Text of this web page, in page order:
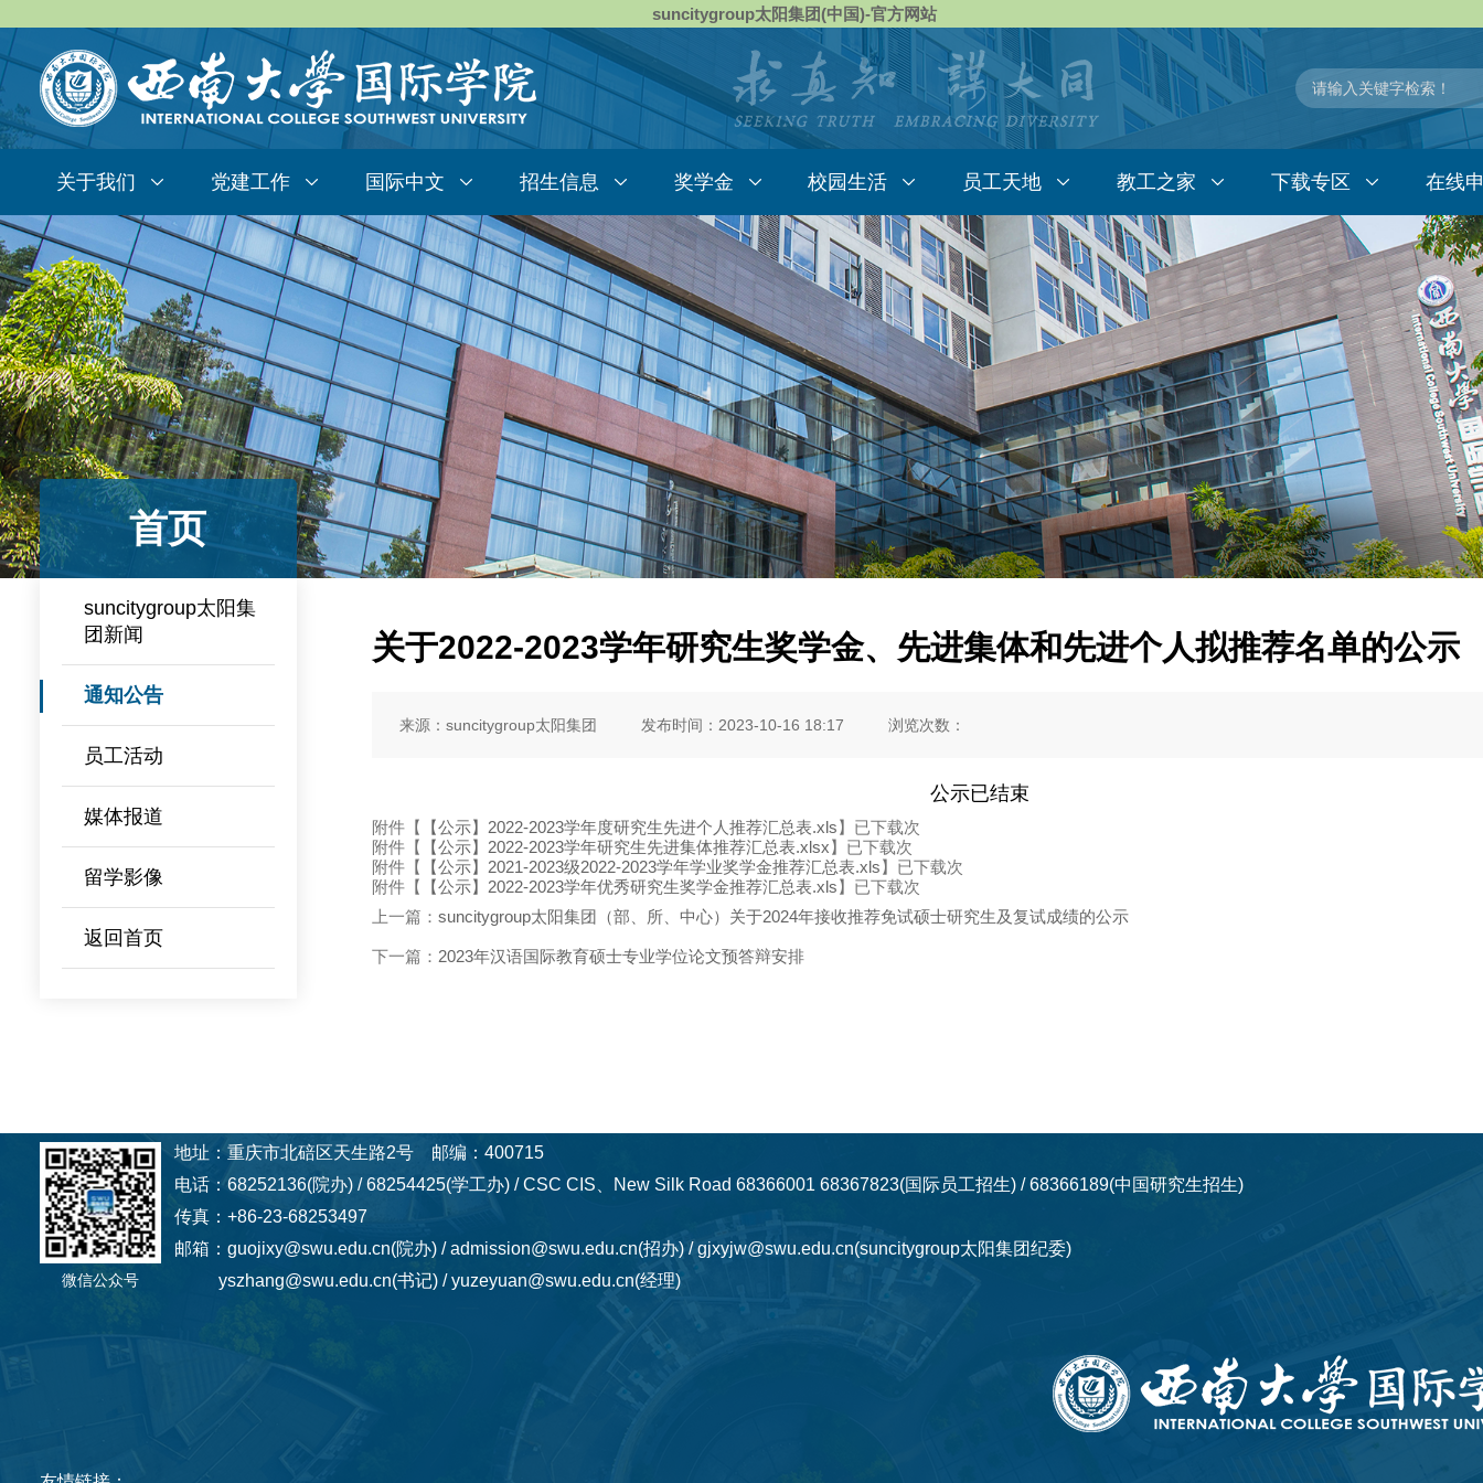
suncitygroup太阳集团(中国)-官方网站
关于我们 党建工作 国际中文 招生信息 奖学金 校园生活 员工天地 教工之家 下载专区 在线
首页
suncitygroup太阳集
团新闻
通知公告
员工活动
媒体报道
留学影像
返回首页
关于2022-2023学年研究生奖学金、先进集体和先进个人拟推荐名单的公示
来源：suncitygroup太阳集团 发布时间：2023-10-16 18:17 浏览次数：
公示已结束
附件【 【公示】2022-2023学年度研究生先进个人推荐汇总表.xls】已下载次
附件【
【公示】2022-2023学年研究生先进集体推荐汇总表.xlsx】已下载次
附件【
【公示】2021-2023级2022-2023学年学业奖学金推荐汇总表.xls】已下载次
附件【
【公示】2022-2023学年优秀研究生奖学金推荐汇总表.xls】已下载次
上一篇： suncitygroup太阳集团（部、所、中心）关于2024年接收推荐免试硕士研究生及复试成绩的公示
下一篇： 2023年汉语国际教育硕士专业学位论文预答辩安排
微信公众号
地址：重庆市北碚区天生路2号 邮编：400715
电话：68252136(院办) / 68254425(学工办) / CSC CIS、New Silk Road 68366001 68367823(国际员工招生) / 68366189(中国研究生招生)
传真：+86-23-68253497
邮箱：guojixy@swu.edu.cn(院办) / admission@swu.edu.cn(招办) / gjxyjw@swu.edu.cn(suncitygroup太阳集团纪委)
yszhang@swu.edu.cn(书记) / yuzeyuan@swu.edu.cn(经理)